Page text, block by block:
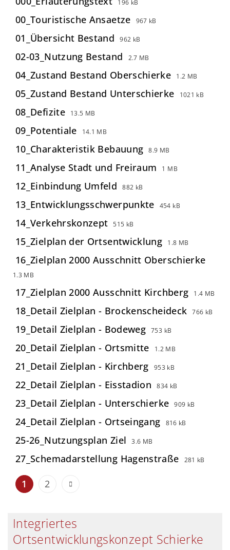
196 kB
00_Touristische Ansaetze 967 kB
01_Übersicht Bestand 962 kB
02-03_Nutzung Bestand 2.7 MB
04_Zustand Bestand Oberschierke 1.2 MB
05_Zustand Bestand Unterschierke 1021 kB
08_Defizite 13.5 MB
09_Potentiale 14.1 MB
10_Charakteristik Bebauung 8.9 MB
11_Analyse Stadt und Freiraum 1 MB
12_Einbindung Umfeld 882 kB
13_Entwicklungsschwerpunkte 454 kB
14_Verkehrskonzept 515 kB
15_Zielplan der Ortsentwicklung 1.8 MB
16_Zielplan 2000 Ausschnitt Oberschierke
1.3 MB
17_Zielplan 2000 Ausschnitt Kirchberg 1.4 MB
18_Detail Zielplan - Brockenscheideck 766 kB
19_Detail Zielplan - Bodeweg 753 kB
20_Detail Zielplan - Ortsmitte 1.2 MB
21_Detail Zielplan - Kirchberg 953 kB
22_Detail Zielplan - Eisstadion 834 kB
23_Detail Zielplan - Unterschierke 909 kB
24_Detail Zielplan - Ortseingang 816 kB
25-26_Nutzungsplan Ziel 3.6 MB
27_Schemadarstellung Hagenstraße 281 kB
1 2
Integriertes
Ortsentwicklungskonzept Schierke